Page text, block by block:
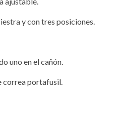
y con tres posicio­nes.
uno en el cañón.
correa portafusil.